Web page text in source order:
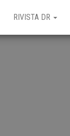
RIVISTA DR